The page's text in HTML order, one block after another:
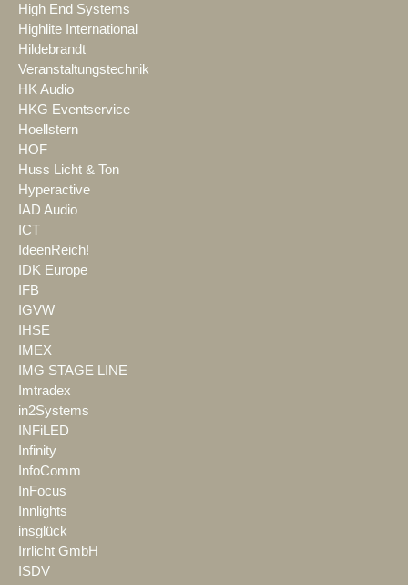
High End Systems
Highlite International
Hildebrandt
Veranstaltungstechnik
HK Audio
HKG Eventservice
Hoellstern
HOF
Huss Licht & Ton
Hyperactive
IAD Audio
ICT
IdeenReich!
IDK Europe
IFB
IGVW
IHSE
IMEX
IMG STAGE LINE
Imtradex
in2Systems
INFiLED
Infinity
InfoComm
InFocus
Innlights
insglück
Irrlicht GmbH
ISDV